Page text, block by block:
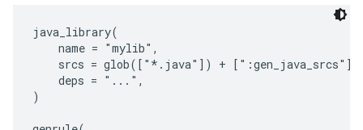
java_library(
    name = "mylib",
    srcs = glob(["*.java"]) + [":gen_java_srcs"],
    deps = "...",
)